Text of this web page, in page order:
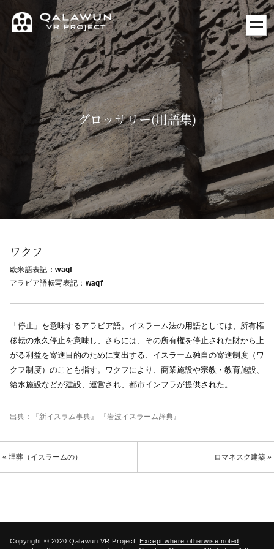
toggle
グロッサリー(用語集)
ワクフ
欧米語表記：waqf
アラビア語転写表記： waqf
「停止」を意味するアラビア語。イスラーム法の用語としては、所有権
移転の永久停止を意味し、さらには、その所有権を停止された財から上
がる利益を寄進目的のために支出する、イスラーム独自の寄進制度（ワ
クフ制度）のことも指す。ワクフにより、商業施設や宗教・教育施設、
給水施設などが建設、運営され、都市インフラが提供された。
出典： 『新イスラム事典』 『岩波イスラーム辞典』
ロマネスク建築 »
« 埋葬（イスラームの）
Copyright © 2020 Qalawun VR Project. Except where otherwise noted ,